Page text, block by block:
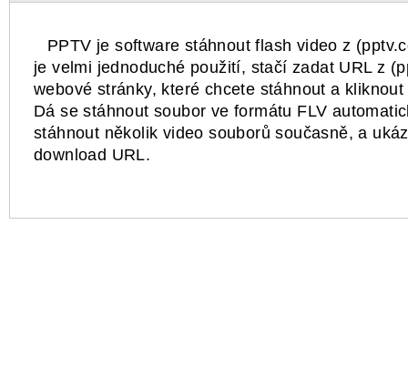
PPTV je software stáhnout flash video z
je velmi jednoduché použití, stačí zadat URL z
webové stránky, které chcete stáhnout a
Dá se stáhnout soubor ve formátu FLV
stáhnout několik video souborů současně, a
download URL.